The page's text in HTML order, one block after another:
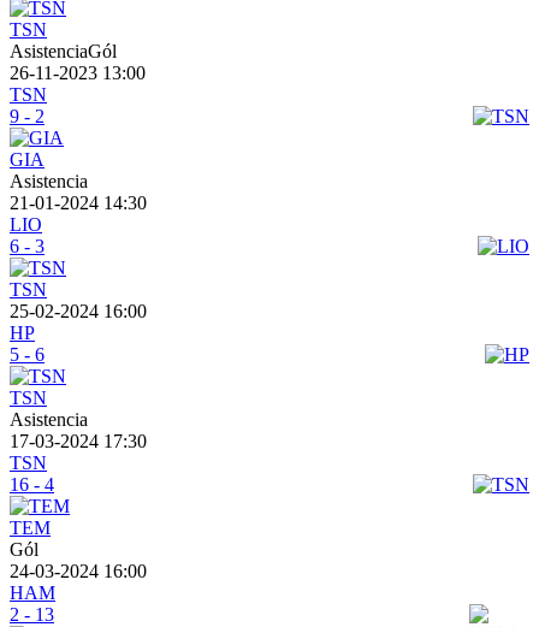
TSN
AsistenciaGól
26-11-2023 13:00
TSN
9 - 2
GIA
Asistencia
21-01-2024 14:30
LIO
6 - 3
TSN
25-02-2024 16:00
HP
5 - 6
TSN
Asistencia
17-03-2024 17:30
TSN
16 - 4
TEM
Gól
24-03-2024 16:00
HAM
2 - 13